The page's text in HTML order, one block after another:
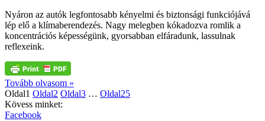
Nyáron az autók legfontosabb kényelmi és biztonsági funkciójává
lép elő a klímaberendezés. Nagy melegben kókadozva romlik a
koncentrációs képességünk, gyorsabban elfáradunk, lassulnak
reflexeink.
Tovább olvasom »
Oldal1 Oldal2 Oldal3 … Oldal25
Kövess minket:
Facebook